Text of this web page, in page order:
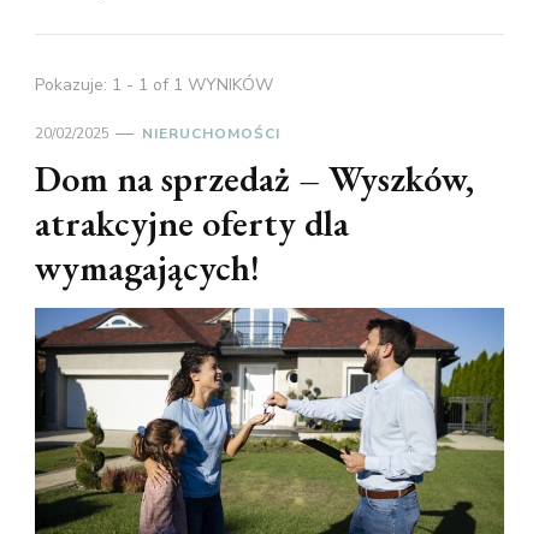
Pokazuje: 1 - 1 of 1 WYNIKÓW
20/02/2025 NIERUCHOMOŚCI
Dom na sprzedaż – Wyszków,
atrakcyjne oferty dla
wymagających!